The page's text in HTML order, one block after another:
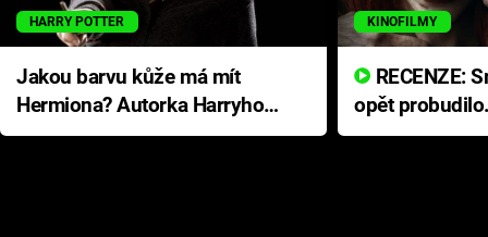
HARRY POTTER
Jakou barvu kůže má mít
Hermiona? Autorka Harryho
Pottera přišla s ráznou
KINOFILMY
opět
přichází s